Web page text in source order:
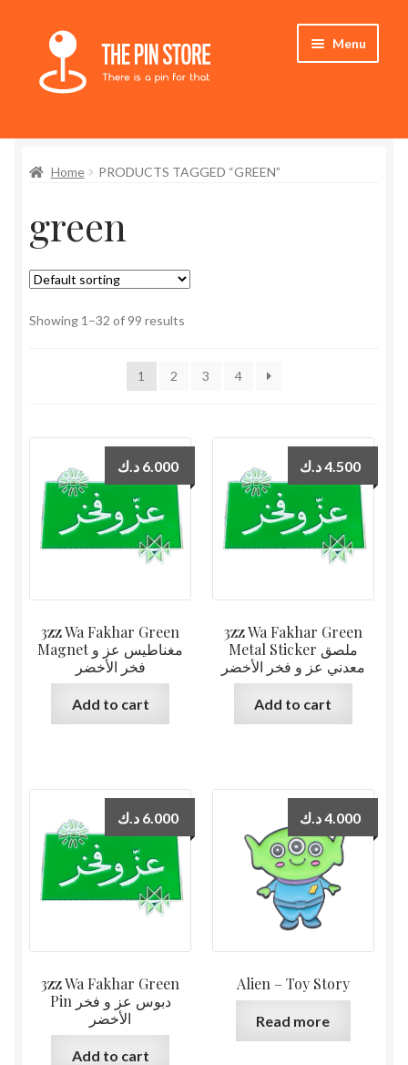
Skip
navigation
Skip
content
Menu
Store
My Account
Who We Are
Home PRODUCTS TAGGED “GREEN”
green
Showing 1–32 of 99 results
1 2 3 4
3zz Wa Fakhar Green
Magnet مغناطيس عز و
فخر الأخضر
6.000 د.ك
Add to cart
3zz Wa Fakhar Green
Metal Sticker ملصق
معدني عز و فخر الأخضر
4.500د.ك
Add to cart
3zz Wa Fakhar Green
Pin دبوس عز و فخر
الأخضر
6.000 د.ك
Add to cart
Alien – Toy Story
4.000د.ك
Read more